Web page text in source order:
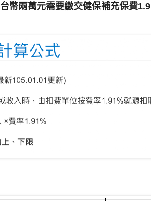
幣兩萬元需要繳交健保補充保費